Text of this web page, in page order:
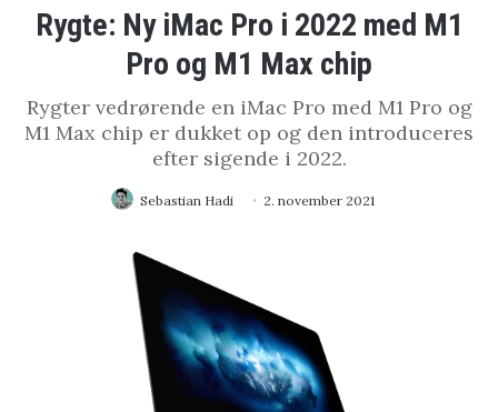
Rygte: Ny iMac Pro i 2022 med M1
Pro og M1 Max chip
Rygter vedrørende en iMac Pro med M1 Pro og
M1 Max chip er dukket op og den introduceres
efter sigende i 2022.
Sebastian Hadi 2. november 2021